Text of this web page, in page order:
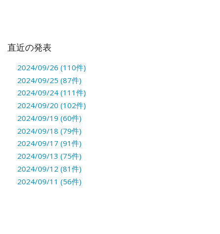
直近の発表
2024/09/26 (110件)
2024/09/25 (87件)
2024/09/24 (111件)
2024/09/20 (102件)
2024/09/19 (60件)
2024/09/18 (79件)
2024/09/17 (91件)
2024/09/13 (75件)
2024/09/12 (81件)
2024/09/11 (56件)